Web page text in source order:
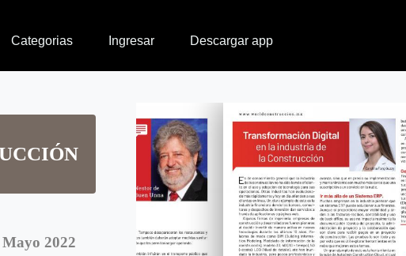
Categorias Ingresar Descargar app
2022